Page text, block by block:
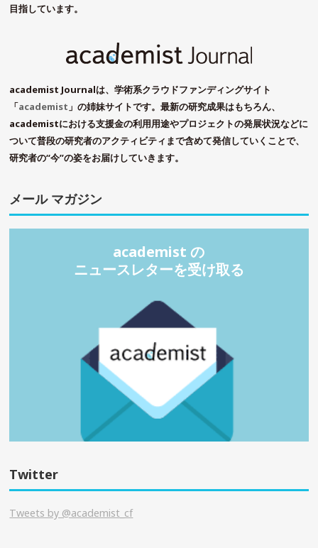
目指しています。
academist Journalは、学術系クラウドファンディングサイト
「academist 」の姉妹サイトです。最新の研究成果はもちろん、
academistにおける支援金の利用用途やプロジェクトの発展状況などに
ついて普段の研究者のアクティビティまで含めて発信していくことで、
研究者の“今”の姿をお届けしていきます。
メール マガジン
academist の
ニュースレターを受け取る
Twitter
Tweets by @academist_cf